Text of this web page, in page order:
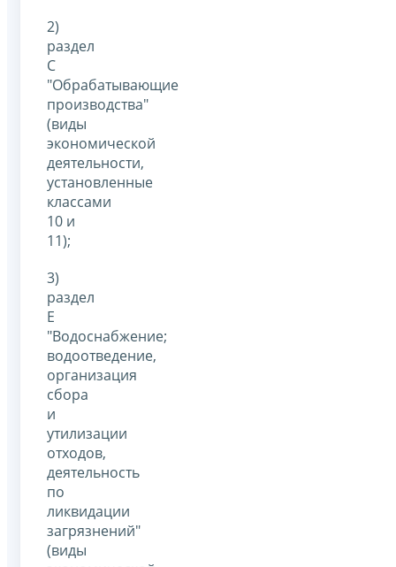
2)
раздел
C
"Обрабатывающие
производства"
(виды
экономической
деятельности,
установленные
классами
10 и
11);
3)
раздел
E
"Водоснабжение;
водоотведение,
организация
сбора
и
утилизации
отходов,
деятельность
по
ликвидации
загрязнений"
(виды